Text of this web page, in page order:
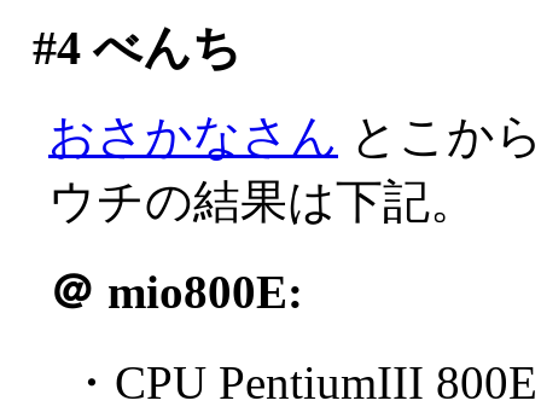
#4べんち
おさかなさん とこか
ウチの結果は下記。
＠ mio800E:
・CPU PentiumIII 800E